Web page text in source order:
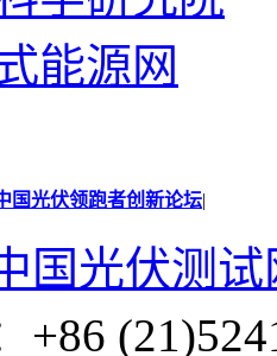
能源网
国光伏领跑者创新论坛|
国光伏测试
+86